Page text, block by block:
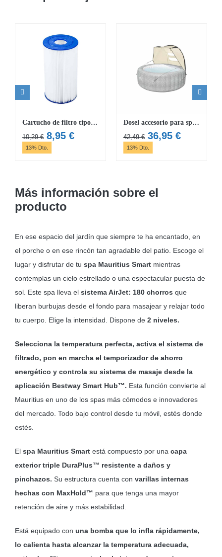
Cartucho de filtro tipo IV Flowclear
10,29€ El
precio
8,95 €El
13% Dto.
Dosel accesorio para spa Lay-Z-Spa
42,49€ El
precio
36,95 €El
13% Dto.
Más información sobre el
producto
En ese espacio del jardín que siempre te ha encantado, en
el porche o en ese rincón tan agradable del patio. Escoge el
lugar y disfrutar de tu spa Mauritius Smart mientras
contemplas un cielo estrellado o una espectacular puesta de
sol. Este spa lleva el sistema AirJet: 180 chorros que
liberan burbujas desde el fondo para masajear y relajar todo
tu cuerpo. Elige la intensidad. Dispone de 2 niveles.
Selecciona la temperatura perfecta, activa el sistema de
filtrado, pon en marcha el temporizador de ahorro
energético y controla su sistema de masaje desde la
aplicación Bestway Smart Hub™. Esta función convierte al
Mauritius en uno de los spas más cómodos e innovadores
del mercado. Todo bajo control desde tu móvil, estés donde
estés.
El spa Mauritius Smartestá compuesto por una capa
exterior triple DuraPlus™ resistente a daños y
pinchazos. Su estructura cuenta con varillas internas
hechas con MaxHold™ para que tenga una mayor
retención de aire y más estabilidad.
Está equipado con una bomba que lo infla rápidamente,
lo calienta hasta alcanzar la temperatura adecuada,